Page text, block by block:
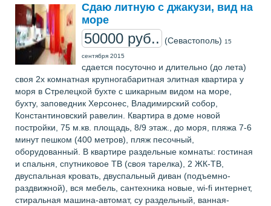
Сдаю литную с джакузи, вид на
море
50000 руб.. (Севастополь) 15
сентября 2015
сдается посуточно и длительно (до лета)
своя 2х комнатная крупногабаритная элитная квартира у
моря в Стрелецкой бухте с шикарным видом на море,
бухту, заповедник Херсонес, Владимирский собор,
Константиновский равелин. Квартира в доме новой
постройки, 75 м.кв. площадь, 8/9 этаж., до моря, пляжа 7-6
минут пешком (400 метров), пляж песочный,
оборудованный. В квартире раздельные комнаты: гостиная
и спальня, спутниковое ТВ (своя тарелка), 2 ЖК-ТВ,
двуспальная кровать, двуспальный диван (подъемно-
раздвижной), вся мебель, сантехника новые, wi-fi интернет,
стиральная машина-автомат, су раздельный, ванная-